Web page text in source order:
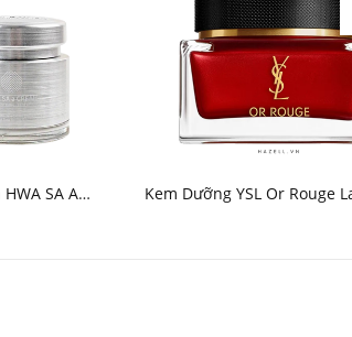
SA A
Kem Dưỡng YSL Or Rouge